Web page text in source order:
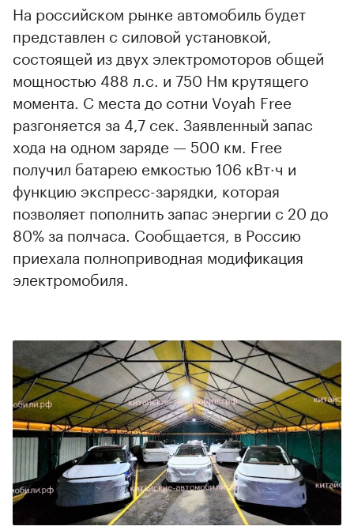
На российском рынке автомобиль будет
представлен с силовой установкой,
состоящей из двух электромоторов общей
мощностью 488 л.с. и 750 Нм крутящего
момента. С места до сотни Voyah Free
разгоняется за 4,7 сек. Заявленный запас
хода на одном заряде — 500 км. Free
получил батарею емкостью 106 кВт·ч и
функцию экспресс-зарядки, которая
позволяет пополнить запас энергии с 20 до
80% за полчаса. Сообщается, в Россию
приехала полноприводная модификация
электромобиля.